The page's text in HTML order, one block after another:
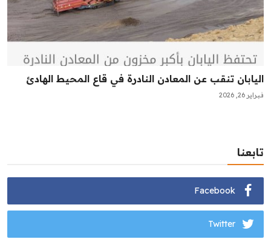
اليابان تنقب عن المعادن النادرة في قاع المحيط الهادئ
فبراير 26, 2026
تابعنا
Facebook
Twitter